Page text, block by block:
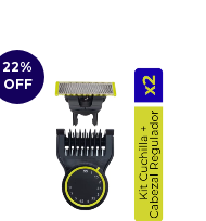
22%
OFF